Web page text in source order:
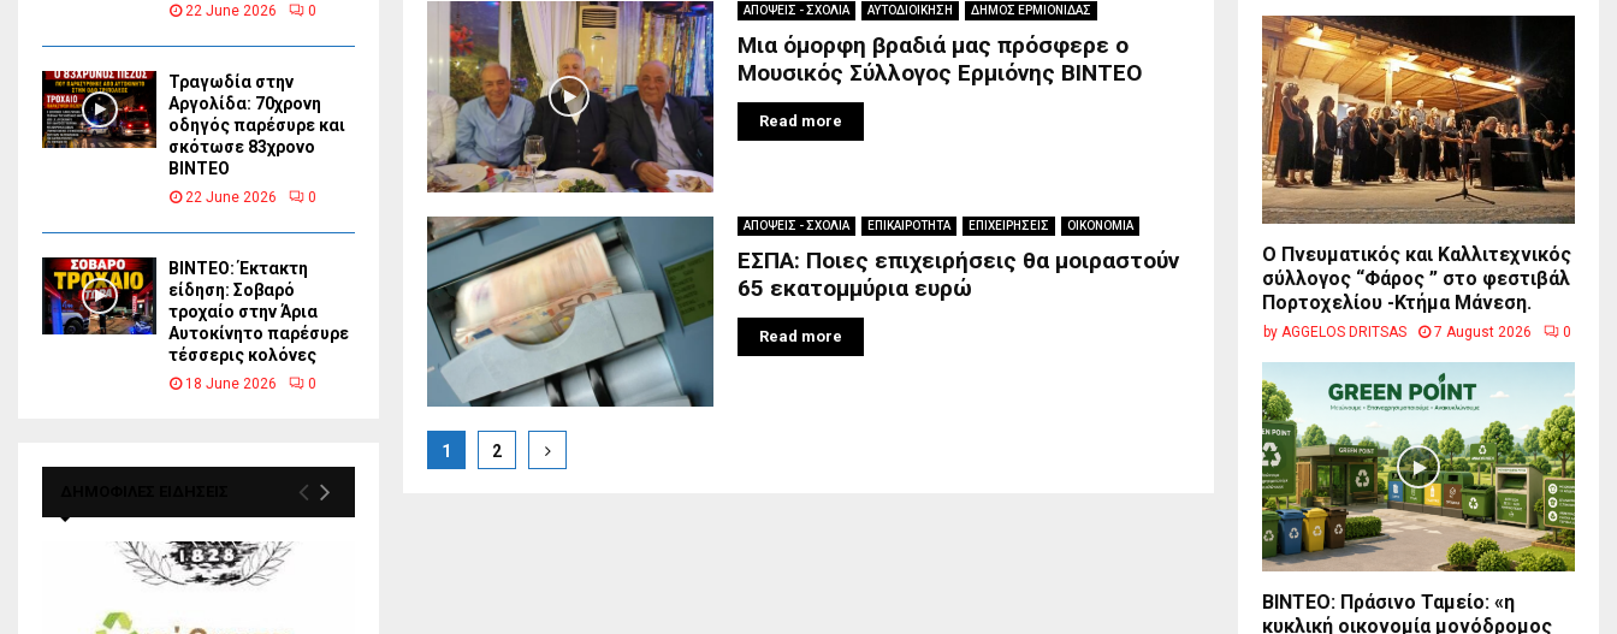
ΑΠΟΨΕΙΣ - ΣΧΟΛΙΑ ΑΥΤΟΔΙΟΙΚΗΣΗ ΔΗΜΟΣ ΕΡΜΙΟΝΙΔΑΣ
Μια όμορφη βραδιά μας πρόσφερε ο
Μουσικός Σύλλογος Ερμιόνης ΒΙΝΤΕΟ
Read more
ΑΠΟΨΕΙΣ - ΣΧΟΛΙΑ ΕΠΙΚΑΙΡΟΤΗΤΑ ΕΠΙΧΕΙΡΗΣΕΙΣ ΟΙΚΟΝΟΜΙΑ
ΕΣΠΑ: Ποιες επιχειρήσεις θα μοιραστούν
65 εκατομμύρια ευρώ
Read more
Posts
1 2
22 June 2026 0
Τραγωδία στην
Αργολίδα: 70χρονη
οδηγός παρέσυρε και
σκότωσε 83χρονο
ΒΙΝΤΕΟ
22 June 2026 0
ΒΙΝΤΕΟ: Έκτακτη
είδηση: Σοβαρό
τροχαίο στην Άρια
Αυτοκίνητο παρέσυρε
τέσσερις κολόνες
18 June 2026 0
Ο Πνευματικός και Καλλιτεχνικός
σύλλογος “Φάρος ” στο φεστιβάλ
Πορτοχελίου -Κτήμα Μάνεση.
by AGGELOS DRITSAS 7 August 2026 0
BINTEO: Πράσινο Ταμείο: «η
κυκλική οικονομία μονόδρομος